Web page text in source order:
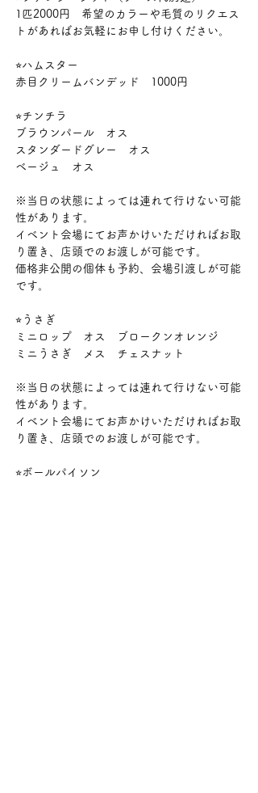
1匹2000円　希望のカラーや毛質のリクエス
トがあればお気軽にお申し付けください。
⭐︎ハムスター
赤目クリームバンデッド　1000円
⭐︎チンチラ
ブラウンパール　オス
スタンダードグレー　オス
ベージュ　オス
※当日の状態によっては連れて行けない可能
性があります。
イベント会場にてお声かけいただければお取
り置き、店頭でのお渡しが可能です。
価格非公開の個体も予約、会場引渡しが可能
です。
⭐︎うさぎ
ミニロップ　オス　ブロークンオレンジ
ミニうさぎ　メス　チェスナット
※当日の状態によっては連れて行けない可能
性があります。
イベント会場にてお声かけいただければお取
り置き、店頭でのお渡しが可能です。
⭐︎ボールパイソン